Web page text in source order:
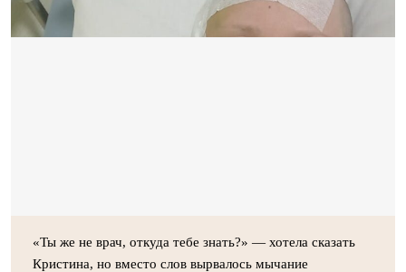
«Ты же не врач, откуда тебе знать?» — хотела сказать
Кристина, но вместо слов вырвалось мычание